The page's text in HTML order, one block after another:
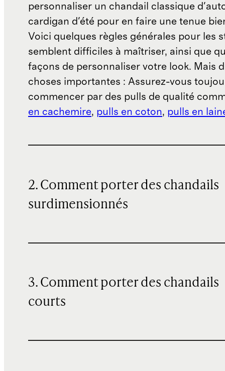
personnaliser un chandail classique
cardigan d'été pour en faire une tenue
Voici quelques règles générales pour les
semblent difficiles à maîtriser, ainsi que
façons de personnaliser votre look. Mais
choses importantes : Assurez-vous
commencer par des pulls de qualité
en cachemire, pulls en coton, pulls en
2. Comment porter des chandails
surdimensionnés
3. Comment porter des chandails
courts